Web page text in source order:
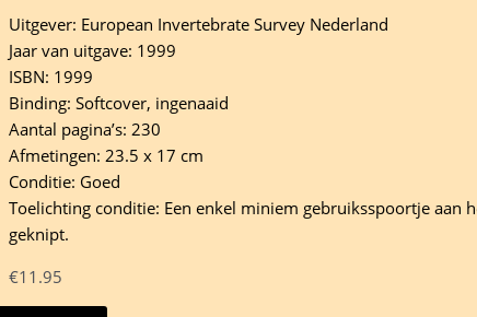
Uitgever: European Invertebrate Survey Nederland
Jaar van uitgave: 1999
ISBN: 1999
Binding: Softcover, ingenaaid
Aantal pagina’s: 230
Afmetingen: 23.5 x 17 cm
Conditie: Goed
Toelichting conditie: Een enkel miniem gebruiksspoortje aan
geknipt.
€11.95